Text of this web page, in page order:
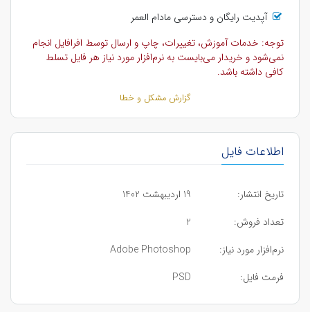
آپدیت رایگان و دسترسی مادام العمر
توجه: خدمات آموزش، تغییرات، چاپ و ارسال توسط افرافایل انجام
نمی‌شود و خریدار می‌بایست به نرم‌افزار مورد نیاز هر فایل تسلط
کافی داشته باشد.
گزارش مشکل و خطا
اطلاعات فایل
تاریخ انتشار:
19 اردیبهشت 1402
تعداد فروش:
2
نرم‌افزار مورد نیاز:
Adobe Photoshop
فرمت فایل:
PSD